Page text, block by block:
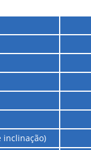
inclinação)